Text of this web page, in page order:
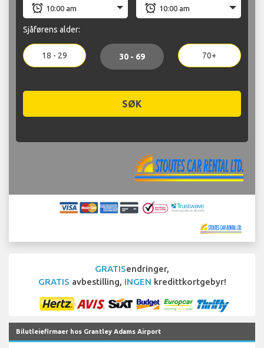
Sjåførens alder:
18 - 29 30 - 69 70+
SØK
GRATISendringer,
GRATIS avbestilling, INGEN kredittkortgebyr!
Bilutleiefirmaer hos Grantley Adams Airport